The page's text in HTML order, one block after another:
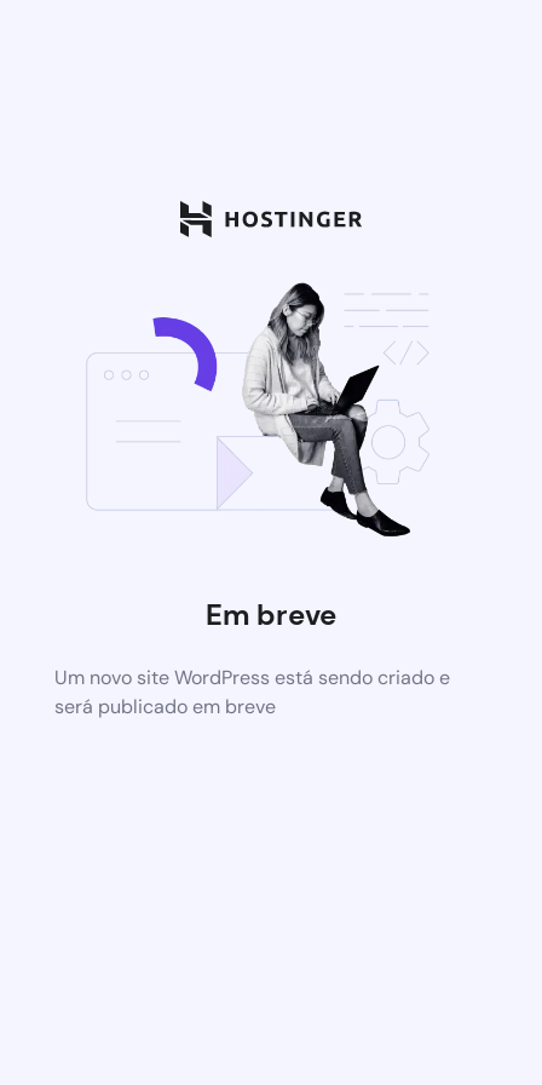
Em breve
Um novo site WordPress está sendo criado e
será publicado em breve